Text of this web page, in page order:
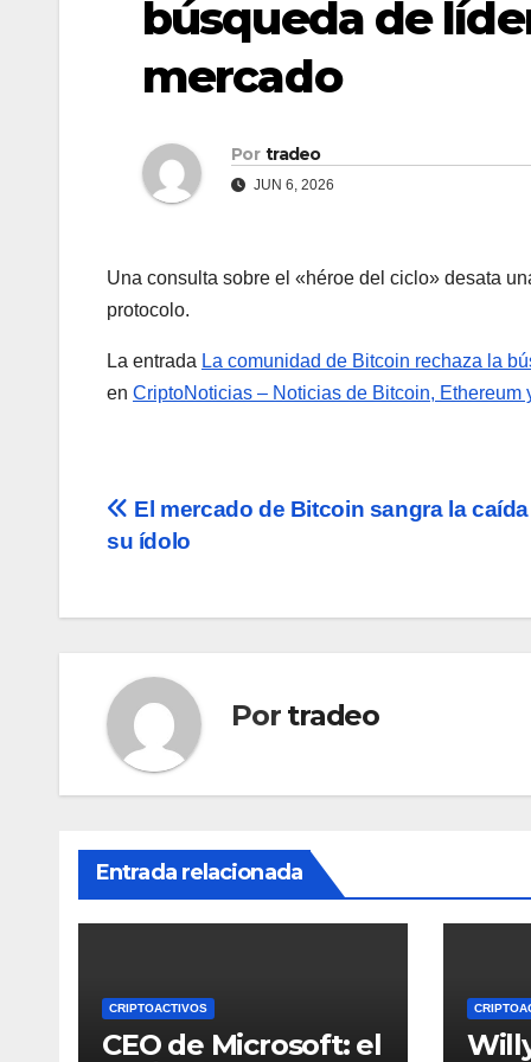
búsqueda de
mercado
Por tradeo
JUN 6, 2026
Una consulta sobre el «héroe del ciclo» desata
protocolo.
La entrada La comunidad de Bitcoin rechaza la
en CriptoNoticias – Noticias de Bitcoin, Ethereum
Navegación
entradas
El mercado de Bitcoin sangra la
su ídolo
Por tradeo
Entrada relacionada
CRIPTOACTIVOS
CEO de Microsoft: el